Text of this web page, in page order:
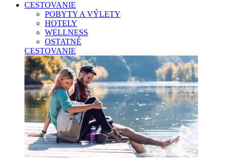
CESTOVANIE
POBYTY A VÝLETY
HOTELY
WELLNESS
OSTATNÉ
CESTOVANIE